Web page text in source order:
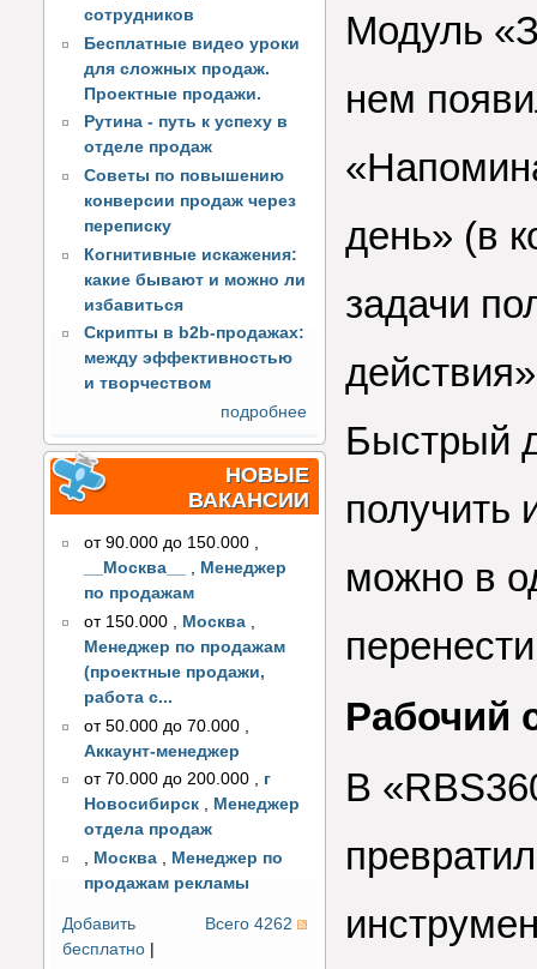
сотрудников
Бесплатные видео уроки
для сложных продаж.
Проектные продажи.
Рутина - путь к успеху в
отделе продаж
Советы по повышению
конверсии продаж через
переписку
Когнитивные искажения:
какие бывают и можно ли
избавиться
Скрипты в b2b-продажах:
между эффективностью
и творчеством
подробнее
НОВЫЕ
ВАКАНСИИ
от 90.000 до 150.000 ,
__Москва__
, Менеджер
по продажам
от 150.000
Москва
Менеджер по продажам
(проектные продажи,
работа с...
от 50.000 до 70.000
Аккаунт-менеджер
от 70.000 до 200.000 , г
Новосибирск , Менеджер
отдела продаж
, Москва , Менеджер по
продажам рекламы
Всего 4262
Добавить
бесплатно
Модуль
нем
день» (в
задачи
Быстрый
получить
можно в
Рабочий
В